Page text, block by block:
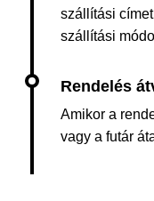
szállítási
szállítási
Amikor a
vagy a futár